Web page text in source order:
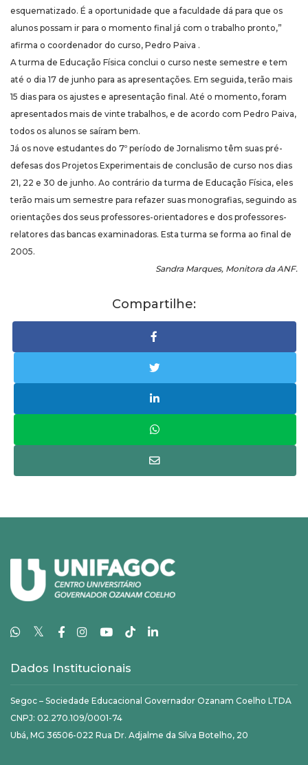
esquematizado. É a oportunidade que a faculdade dá para que os
alunos possam ir para o momento final já com o trabalho pronto,”
afirma o coordenador do curso, Pedro Paiva .
A turma de Educação Física conclui o curso neste semestre e tem
até o dia 17 de junho para as apresentações. Em seguida, terão mais
15 dias para os ajustes e apresentação final. Até o momento, foram
apresentados mais de vinte trabalhos, e de acordo com Pedro Paiva,
todos os alunos se saíram bem.
Já os nove estudantes do 7º período de Jornalismo têm suas pré-
defesas dos Projetos Experimentais de conclusão de curso nos dias
21, 22 e 30 de junho. Ao contrário da turma de Educação Física, eles
terão mais um semestre para refazer suas monografias, seguindo as
orientações dos seus professores-orientadores e dos professores-
relatores das bancas examinadoras. Esta turma se forma ao final de
2005.
Sandra Marques, Monitora da ANF.
Compartilhe:
𝕏
Dados Institucionais
Segoc – Sociedade Educacional Governador Ozanam Coelho LTDA
CNPJ: 02.270.109/0001-74
Ubá, MG 36506-022 Rua Dr. Adjalme da Silva Botelho, 20